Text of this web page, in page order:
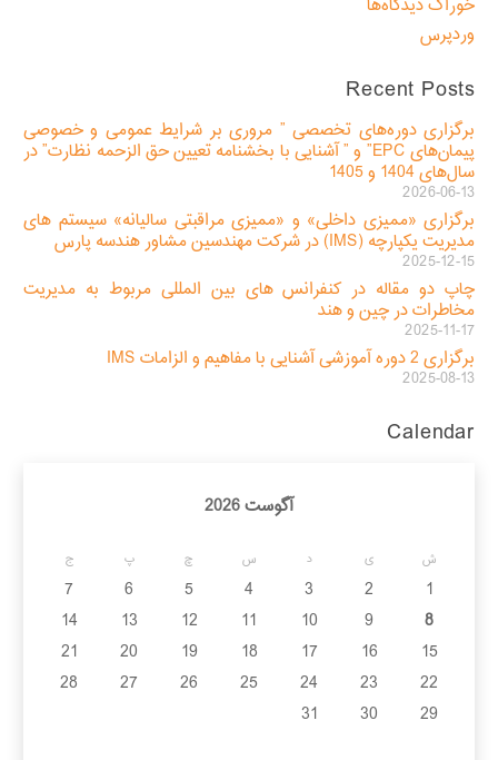
خوراک دیدگاه‌ها
وردپرس
Recent Posts
برگزاری دوره‌های تخصصی ” مروری بر شرایط عمومی و خصوصی
پیمان‌های EPC” و ” آشنایی با بخشنامه تعیین حق الزحمه نظارت” در
سال‌های 1404 و 1405
2026-06-13
برگزاری «ممیزی داخلی» و «ممیزی مراقبتی سالیانه» سیستم های
مدیریت یکپارچه (IMS) در شرکت مهندسین مشاور هندسه پارس
2025-12-15
چاپ دو مقاله در کنفرانس های بین المللی مربوط به مدیریت
مخاطرات در چین و هند
2025-11-17
برگزاری 2 دوره آموزشی آشنایی با مفاهیم و الزامات IMS
2025-08-13
Calendar
آگوست 2026
ش ی د س چ پ ج
1
2
3
4
5
6
7
8
9
10
11
12
13
14
15
16
17
18
19
20
21
22
23
24
25
26
27
28
29
30
31